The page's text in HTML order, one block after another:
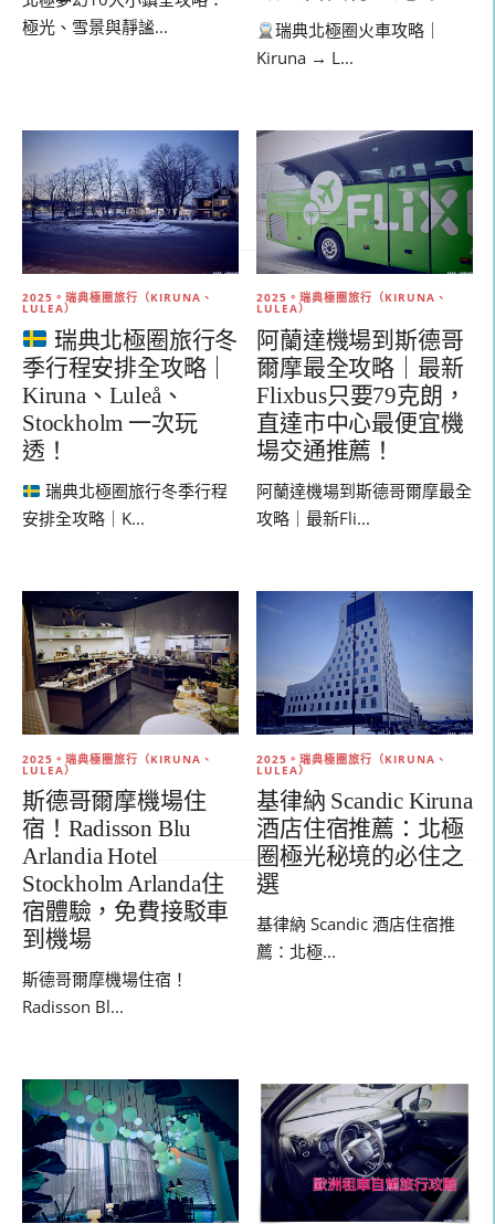
極光、雪景與靜謐...
瑞典北極圈火車攻略｜
Kiruna → L...
2025。瑞典極圈旅行（KIRUNA、
LULEA）
瑞典北極圈旅行冬
季行程安排全攻略｜
Kiruna、Luleå、
Stockholm 一次玩
透！
瑞典北極圈旅行冬季行程
安排全攻略｜K...
2025。瑞典極圈旅行（KIRUNA、
LULEA）
阿蘭達機場到斯德哥
爾摩最全攻略｜最新
Flixbus只要79克朗，
直達市中心最便宜機
場交通推薦！
阿蘭達機場到斯德哥爾摩最全
攻略｜最新Fli...
2025。瑞典極圈旅行（KIRUNA、
LULEA）
斯德哥爾摩機場住
宿！Radisson Blu
Arlandia Hotel
Stockholm Arlanda住
宿體驗，免費接駁車
到機場
斯德哥爾摩機場住宿！
Radisson Bl...
2025。瑞典極圈旅行（KIRUNA、
LULEA）
基律納 Scandic Kiruna
酒店住宿推薦：北極
圈極光秘境的必住之
選
基律納 Scandic 酒店住宿推
薦：北極...